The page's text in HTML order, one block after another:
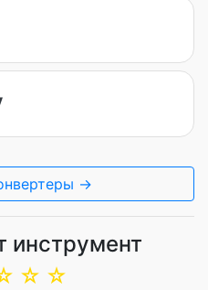
→
инструмент
☆
☆